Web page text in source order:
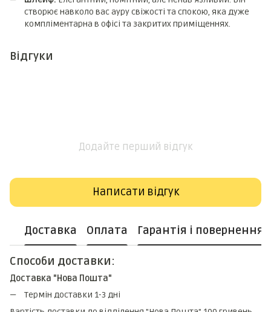
створює навколо вас ауру свіжості та спокою, яка дуже
компліментарна в офісі та закритих приміщеннях.
Відгуки
Додайте перший відгук
Написати відгук
Доставка Оплата Гарантія і повернення
Способи доставки:
Доставка "Нова Пошта"
Термін доставки 1-3 дні